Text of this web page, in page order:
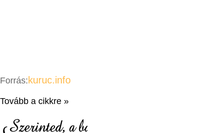
Forrás: kuruc.info
Tovább a cikkre »